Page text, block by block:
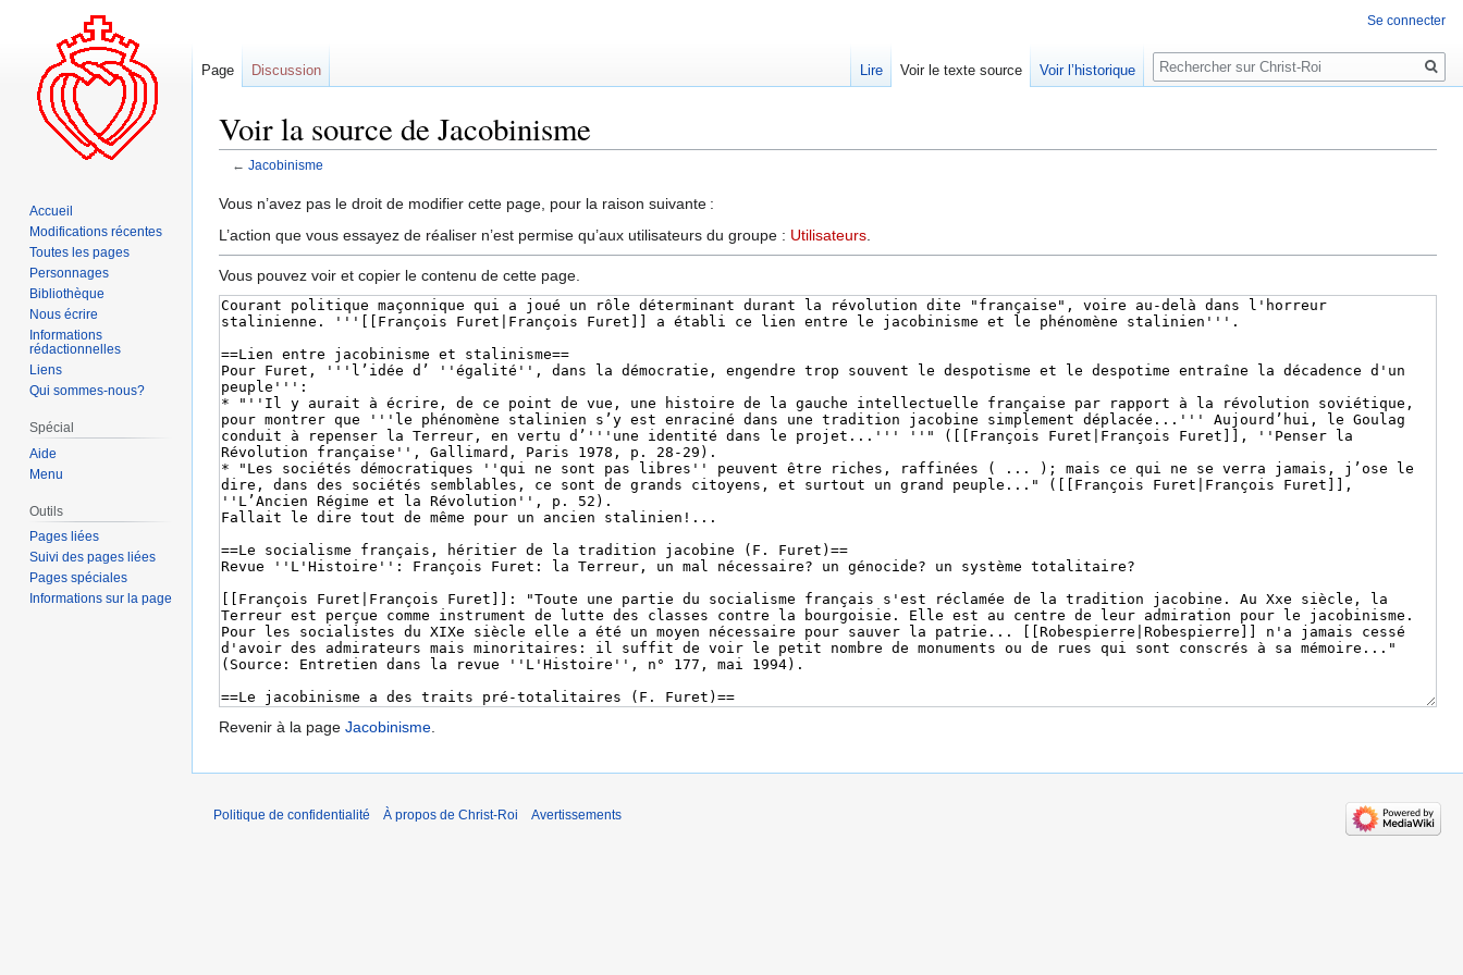
Voir la source de Jacobinisme
← Jacobinisme
Aller
à
navigation
Aller
à
recherche
Vous n’avez pas le droit de modifier cette page, pour la raison suivante :
L’action que vous essayez de réaliser n’est permise qu’aux utilisateurs du groupe : Utilisateurs
Vous pouvez voir et copier le contenu de cette page.
Revenir à la page Jacobinisme.
Se connecter
Page Discussion Lire Voir le texte source Voir l’historique
Rechercher
Accueil
Modifications récentes
Toutes les pages
Personnages
Bibliothèque
Nous écrire
Informations
rédactionnelles
Liens
Qui sommes-nous?
Spécial
Aide
Menu
Outils
Pages liées
Suivi des pages liées
Pages spéciales
Informations sur la page
Politique de confidentialité À propos de Christ-Roi Avertissements